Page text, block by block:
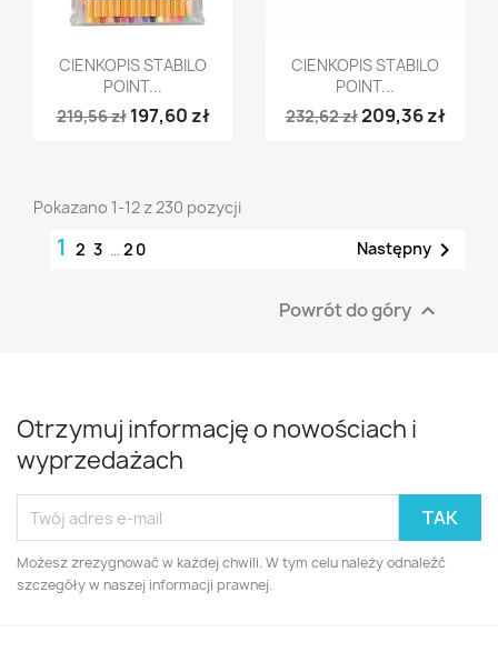
Szybki podgląd
CIENKOPIS STABILO
POINT...
219,56 zł 197,60 zł
Szybki podgląd
CIENKOPIS STABILO
POINT...
232,62 zł209,36 zł
Pokazano 1-12 z 230 pozycji
1 2 3 … 20 Następny 
Powrót do góry 
Otrzymuj informację o nowościach i
wyprzedażach
Możesz zrezygnować w każdej chwili. W tym celu należy odnaleźć
szczegóły w naszej informacji prawnej.